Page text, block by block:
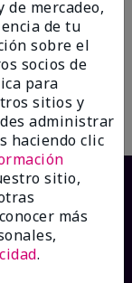
You® Eau de
a la bolsa
mercadeo,
de tu
sobre el
socios de
para
sitios y
administrar
haciendo clic
sitio,
más
.